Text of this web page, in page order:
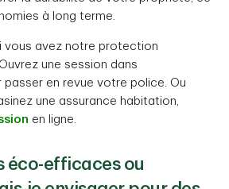
à long terme.
vous avez notre protection
une session dans
passer en revue votre police. Ou
une assurance habitation,
en ligne.
éco-efficaces ou